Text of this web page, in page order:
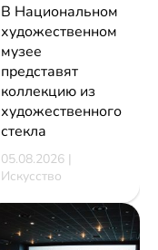
В Национальном
художественном
музее
представят
коллекцию из
художественного
стекла
05.08.2026 |
Искусство